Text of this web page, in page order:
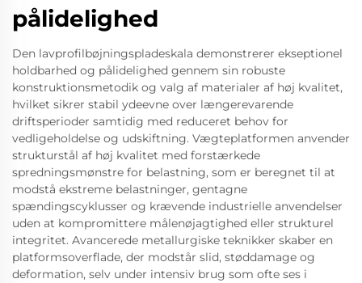
pålidelighed
Den lavprofilbøjningspladeskala demonstrerer ekseptionel
holdbarhed og pålidelighed gennem sin robuste
konstruktionsmetodik og valg af materialer af høj kvalitet,
hvilket sikrer stabil ydeevne over længerevarende
driftsperioder samtidig med reduceret behov for
vedligeholdelse og udskiftning. Vægteplatformen anvender
strukturstål af høj kvalitet med forstærkede
spredningsmønstre for belastning, som er beregnet til at
modstå ekstreme belastninger, gentagne
spændingscyklusser og krævende industrielle anvendelser
uden at kompromittere målenøjagtighed eller strukturel
integritet. Avancerede metallurgiske teknikker skaber en
platformsoverflade, der modstår slid, støddamage og
deformation, selv under intensiv brug som ofte ses i